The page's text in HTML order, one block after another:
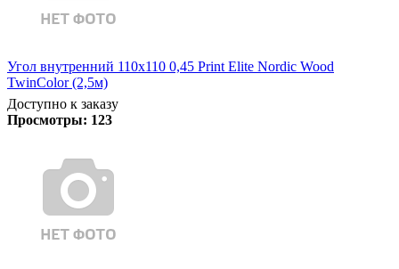
Угол внутренний 110х110 0,45 Print Elite Nordic Wood
TwinColor (2,5м)
Доступно к заказу
Просмотры: 123